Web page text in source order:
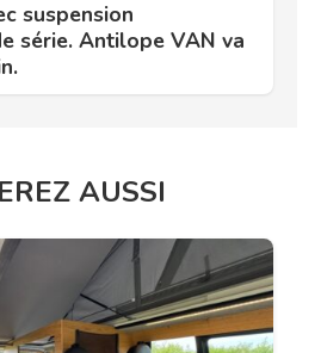
suspension
série. Antilope VAN va
AUSSI